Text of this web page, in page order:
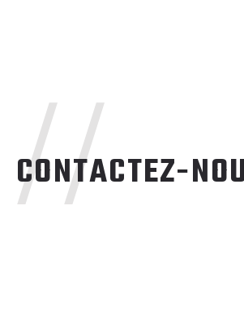
CONTACTEZ-
//